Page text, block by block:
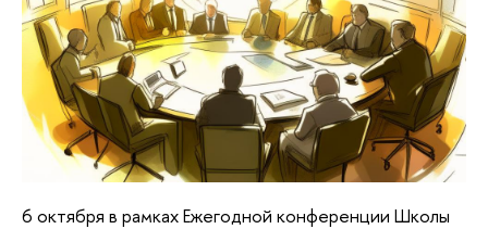
6 октября в рамках Ежегодной конференции Школы